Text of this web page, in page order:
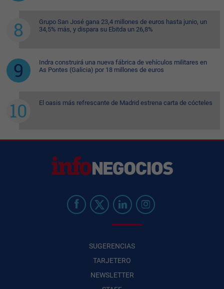
Grupo San José gana 23,4 millones de euros hasta junio, un
34,5% más, y dispara su Ebitda un 26,8%
Indra construirá una nueva fábrica de vehículos militares en
As Pontes (Galicia) por 18 millones de euros
El oasis más refrescante de Madrid estrena carta de cócteles
SUGERENCIAS
TARJETERO
NEWSLETTER